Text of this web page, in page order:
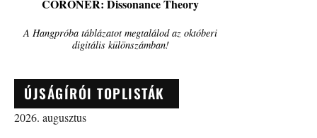
CORONER: Dissonance Theory
A Hangpróba táblázatot megtalálod az októberi
digitális különszámban!
ÚJSÁGÍRÓI TOPLISTÁK
2026. augusztus